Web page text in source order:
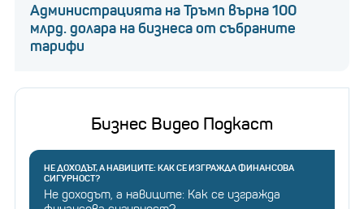
Администрацията на Тръмп върна 100
млрд. долара на бизнеса от събраните
тарифи
Бизнес Видео Подкаст
НЕ ДОХОДЪТ, А НАВИЦИТЕ: КАК СЕ ИЗГРАЖДА ФИНАНСОВА
СИГУРНОСТ?
Не доходът, а навиците: Как се изгражда